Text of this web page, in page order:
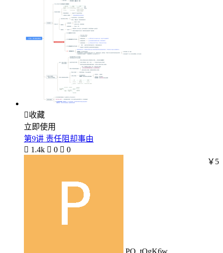
收藏
立即使用
第9讲 责任阻却事由
 1.4k  0  0
PO_tQgK6w
￥5